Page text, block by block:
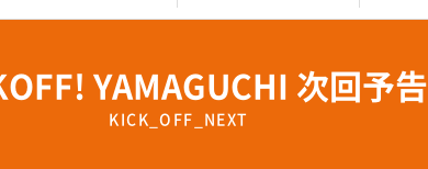
YAMAGUCHI 次回予告
KICK_OFF_NEXT